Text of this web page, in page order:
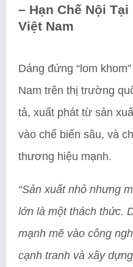
– Hạn Chế Nội
Việt Nam
Dáng đứng “lom
Nam trên thị trường
tả, xuất phát từ sản
vào chế biến sâu, và
thương hiệu mạnh.
“Sản xuất nhỏ nhưng
lớn là một thách thức.
mạnh mẽ vào công
cạnh tranh và xây